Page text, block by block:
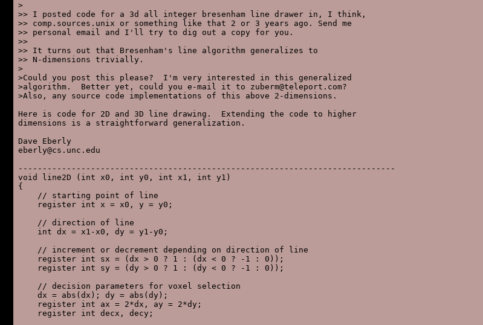
>
>> I posted code for a 3d all integer bresenham line drawer in, I think,
>> comp.sources.unix or something like that 2 or 3 years ago. Send me
>> personal email and I'll try to dig out a copy for you.
>>
>> It turns out that Bresenham's line algorithm generalizes to
>> N-dimensions trivially.
>
>Could you post this please?  I'm very interested in this generalized
>algorithm.  Better yet, could you e-mail it to zuberm@teleport.com?
>Also, any source code implementations of this above 2-dimensions.
Here is code for 2D and 3D line drawing.  Extending the code to higher
dimensions is a straightforward generalization.
Dave Eberly
eberly@cs.unc.edu
------------------------------------------------------------------------------
void line2D (int x0, int y0, int x1, int y1)
{
    // starting point of line
    register int x = x0, y = y0;
    // direction of line
    int dx = x1-x0, dy = y1-y0;
    // increment or decrement depending on direction of line
    register int sx = (dx > 0 ? 1 : (dx < 0 ? -1 : 0));
    register int sy = (dy > 0 ? 1 : (dy < 0 ? -1 : 0));
    // decision parameters for voxel selection
    dx = abs(dx); dy = abs(dy);
    register int ax = 2*dx, ay = 2*dy;
    register int decx, decy;